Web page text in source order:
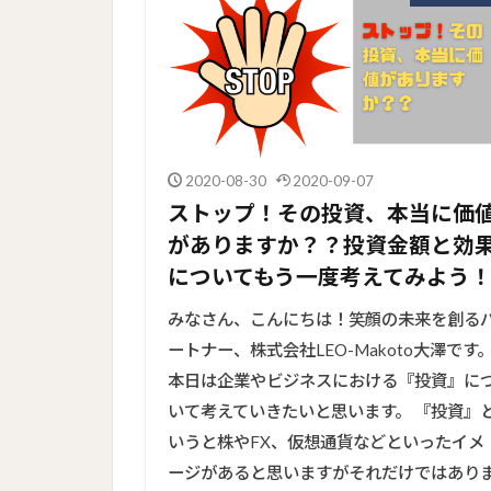
2020-08-30 2020-09-07
ストップ！その投資、本当に価
がありますか？？投資金額と効
についてもう一度考えてみよう！
みなさん、こんにちは！笑顔の未来を創る
ートナー、株式会社LEO-Makoto大澤です。
本日は企業やビジネスにおける『投資』に
いて考えていきたいと思います。 『投資』
いうと株やFX、仮想通貨などといったイメ
ージがあると思いますがそれだけではあり